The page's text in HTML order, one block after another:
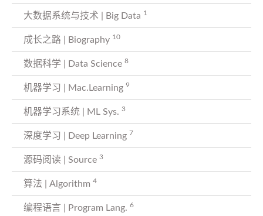
大数据系统与技术 | Big Data 1
成长之路 | Biography 10
数据科学 | Data Science 8
机器学习 | Mac.Learning 9
机器学习系统 | ML Sys. 3
深度学习 | Deep Learning 7
源码阅读 | Source 3
算法 | Algorithm 4
编程语言 | Program Lang. 6